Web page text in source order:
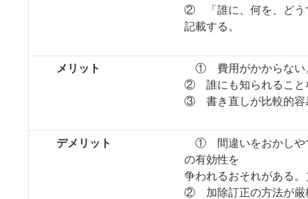
② 「誰に、何を、どう
記載する。
メリット
① 費用がかからない
② 誰にも知られること
③ 書き直しが比較的容
デメリット
① 間違いをおかしや
の有効性を
争われるおそれがある。
② 加除訂正の方法が厳